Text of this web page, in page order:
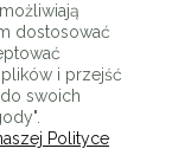
dostosować
i przejść
swoich
Polityce